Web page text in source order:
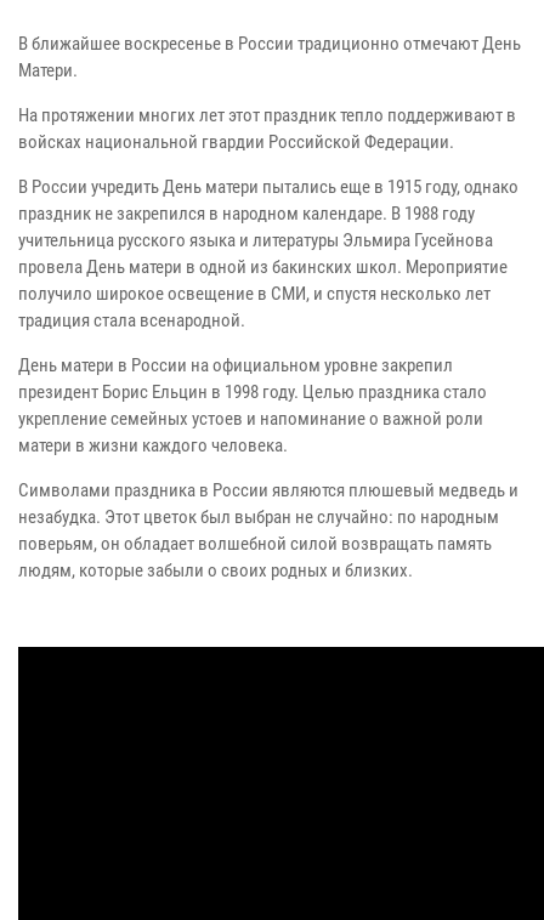
В ближайшее воскресенье в России традиционно отмечают День
Матери.
На протяжении многих лет этот праздник тепло поддерживают в
войсках национальной гвардии Российской Федерации.
В России учредить День матери пытались еще в 1915 году, однако
праздник не закрепился в народном календаре. В 1988 году
учительница русского языка и литературы Эльмира Гусейнова
провела День матери в одной из бакинских школ. Мероприятие
получило широкое освещение в СМИ, и спустя несколько лет
традиция стала всенародной.
День матери в России на официальном уровне закрепил
президент Борис Ельцин в 1998 году. Целью праздника стало
укрепление семейных устоев и напоминание о важной роли
матери в жизни каждого человека.
Символами праздника в России являются плюшевый медведь и
незабудка. Этот цветок был выбран не случайно: по народным
поверьям, он обладает волшебной силой возвращать память
людям, которые забыли о своих родных и близких.